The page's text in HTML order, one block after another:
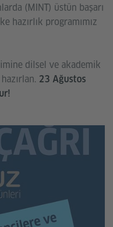
(MINT) üstün başarı
hazırlık programımız
dilsel ve akademik
23 Ağustos